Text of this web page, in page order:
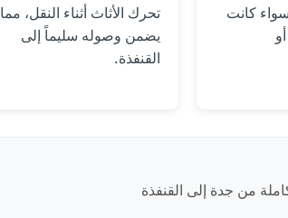
كانت
تحرك الأثاث أثناء النقل، مما
يضمن وصوله سليماً إلى
القنفذة.
من جدة إلى القنفذة